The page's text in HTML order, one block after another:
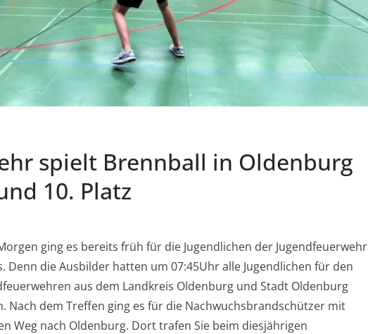
spielt Brennball in Oldenburg
10. Platz
ging es bereits früh für die Jugendlichen der Jugendfeuerwehr
Denn die Ausbilder hatten um 07:45Uhr alle Jugendlichen für den
aus dem Landkreis Oldenburg und Stadt Oldenburg
Nach dem Treffen ging es für die Nachwuchsbrandschützer mit
Weg nach Oldenburg. Dort trafen Sie beim diesjährigen